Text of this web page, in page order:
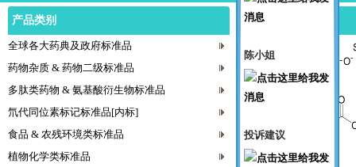
陈小姐
投诉建议
产品类别
全球各大药典及政府标准品
药物杂质 & 药物二级标准品
多肽类药物 & 氨基酸衍生物标准品
氘代同位素标记标准品[内标]
食品 & 农残环境类标准品
植物化学类标准品
产品目录